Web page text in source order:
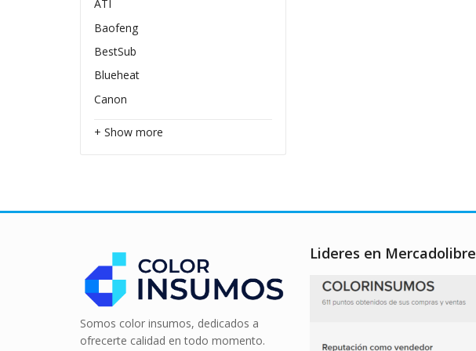
ATI
Baofeng
BestSub
Blueheat
Canon
+ Show more
Somos color insumos, dedicados a
ofrecerte calidad en todo momento.
Lideres en Mercadolibre